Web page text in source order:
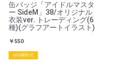
缶バッジ「アイドルマスタ
ー SideM」38/オリジナル
衣装ver. トレーディング(6
種)(グラフアートイラスト)
￥550
WEB開封式